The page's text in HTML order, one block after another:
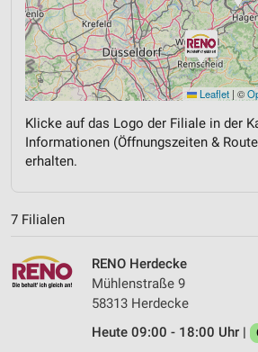
Leaflet | ©
Klicke auf das Logo der Filiale in der
Informationen (Öffnungszeiten &
erhalten.
7 Filialen
RENO Herdecke
Mühlenstraße 9
58313 Herdecke
Heute 09:00 - 18:00 Uhr |